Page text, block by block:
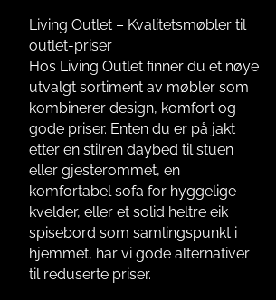
Living Outlet – Kvalitetsmøbler til
outlet-priser
Hos Living Outlet finner du et nøye
utvalgt sortiment av møbler som
kombinerer design, komfort og
gode priser. Enten du er på jakt
etter en stilren daybed til stuen
eller gjesterommet, en
komfortabel sofa for hyggelige
kvelder, eller et solid heltre eik
spisebord som samlingspunkt i
hjemmet, har vi gode alternativer
til reduserte priser.